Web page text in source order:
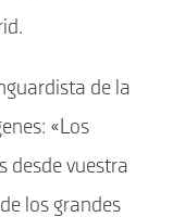
de la
«Los
desde vuestra
los grandes